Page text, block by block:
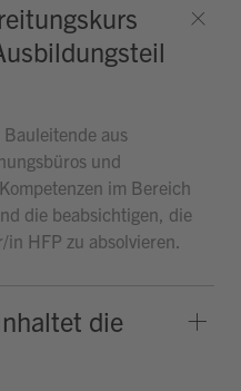
aus
und
im Bereich
die beabsichtigen, die
HFP zu absolvieren.
die